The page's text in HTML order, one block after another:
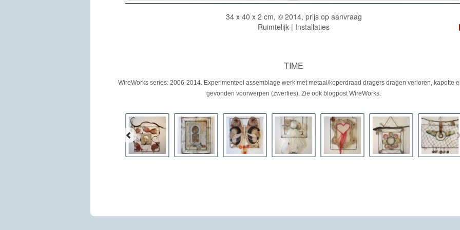
34 x 40 x 2 cm, © 2014, prijs op aanvraag
Ruimtelijk | Installaties
TIME
WireWorks series:2006-2014. Experimenteel assemblage werk met metaal/koperdraad dragers dragen verloren, kapotte
gevonden voorwerpen (zwerfies). Zie ook blogpost WireWorks.